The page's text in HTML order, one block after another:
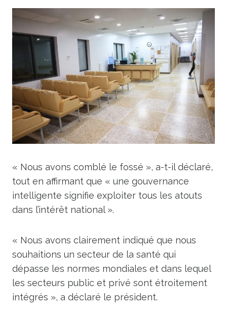
« Nous avons comblé le fossé », a-t-il déclaré,
tout en affirmant que « une gouvernance
intelligente signifie exploiter tous les atouts
dans l’intérêt national ».
« Nous avons clairement indiqué que nous
souhaitions un secteur de la santé qui
dépasse les normes mondiales et dans lequel
les secteurs public et privé sont étroitement
intégrés », a déclaré le président.